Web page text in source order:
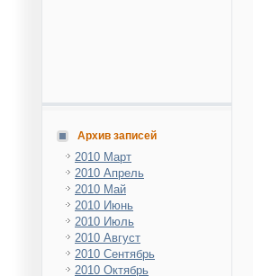
Архив записей
2010 Март
2010 Апрель
2010 Май
2010 Июнь
2010 Июль
2010 Август
2010 Сентябрь
2010 Октябрь